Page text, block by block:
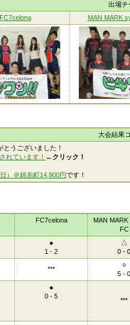
出場チ
FC7celona MAN MARK
大会結果
うございました！
れています！ ←クリック！
）＠錦糸町14,900円です！
FC7celona
MAN
FC
●
1 - 2
△
0 - 0
***
○
5 - 0
●
0 - 5
***